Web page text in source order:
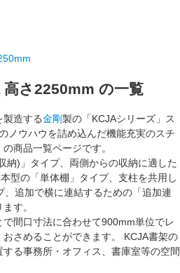
高さ2250mm の一覧
製造する金剛製の「KCJAシリーズ」 ス
ノウハウを詰め込んだ機能充実のスチ
の商品一覧ページです。
納) 」タイプ、 両側からの収納に適した
型の「単体棚 」タイプ、支柱を共用し
追加で横に連結するための「追加連
す。
間口寸法に合わせて900mm単位でレ
さめることができます。 KCJA書架の
る事務所・オフィス、書庫室等の空間